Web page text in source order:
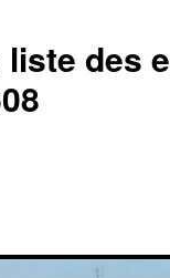
liste des